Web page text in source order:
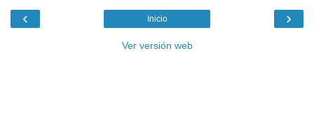
‹ ›
Inicio
Ver versión web